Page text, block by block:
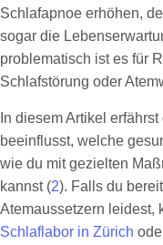
Schlafapnoe erhöhen,
sogar die
problematisch ist es für
Schlafstörung oder
In diesem Artikel
beeinflusst, welche
wie du mit gezielten
kannst (2). Falls du
Atemaussetzern leidest,
Schlaflabor in Zürich